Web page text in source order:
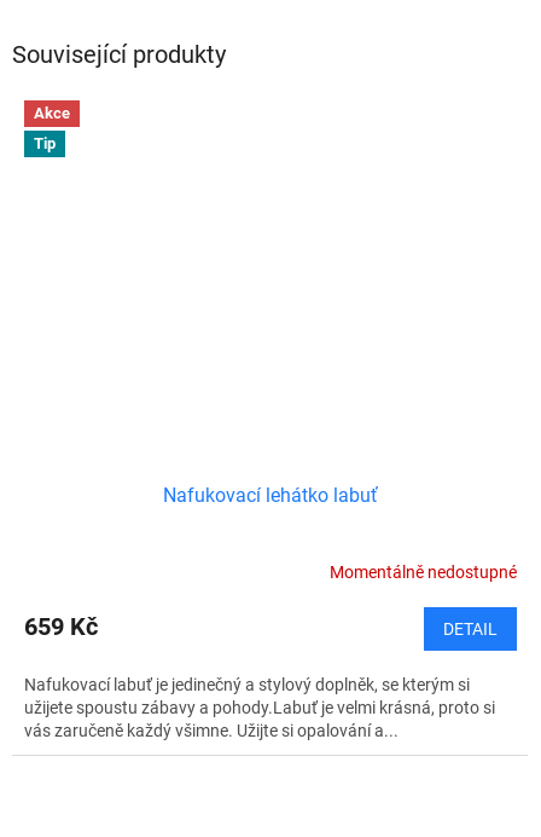
Související produkty
Akce
Tip
Nafukovací lehátko labuť
Momentálně nedostupné
659 Kč DETAIL
Nafukovací labuť je jedinečný a stylový doplněk, se kterým si
užijete spoustu zábavy a pohody.Labuť je velmi krásná, proto si
vás zaručeně každý všimne. Užijte si opalování a...